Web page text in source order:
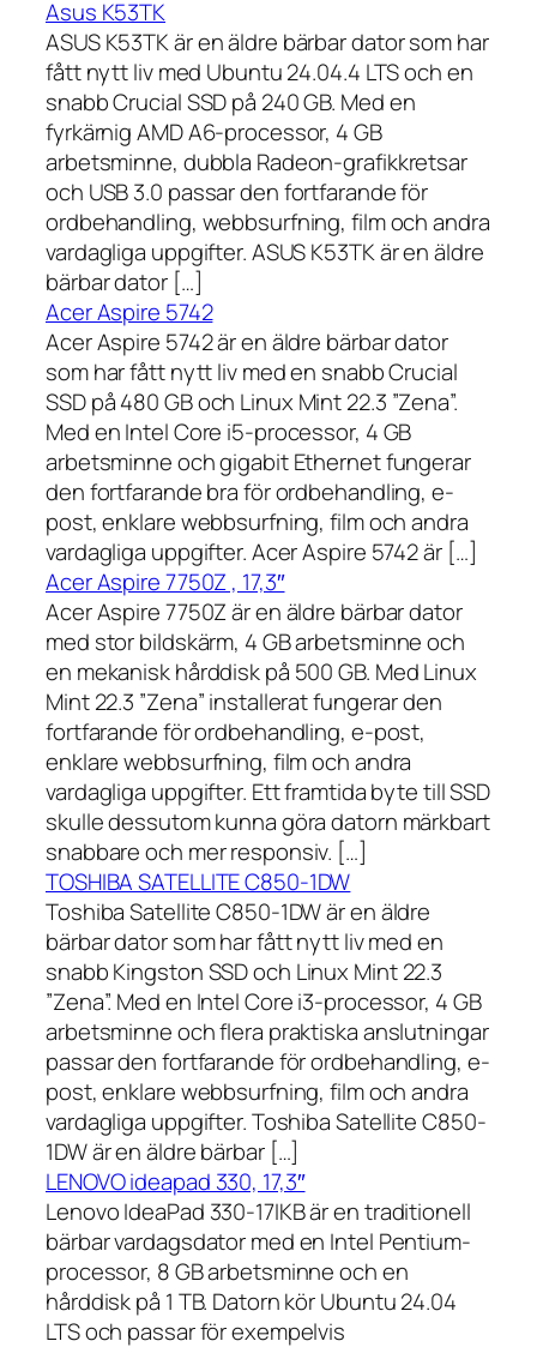
Asus K53TK
ASUS K53TK är en äldre bärbar dator som har
fått nytt liv med Ubuntu 24.04.4 LTS och en
snabb Crucial SSD på 240 GB. Med en
fyrkärnig AMD A6-processor, 4 GB
arbetsminne, dubbla Radeon-grafikkretsar
och USB 3.0 passar den fortfarande för
ordbehandling, webbsurfning, film och andra
vardagliga uppgifter. ASUS K53TK är en äldre
bärbar dator […]
Acer Aspire 5742
Acer Aspire 5742 är en äldre bärbar dator
som har fått nytt liv med en snabb Crucial
SSD på 480 GB och Linux Mint 22.3 ”Zena”.
Med en Intel Core i5-processor, 4 GB
arbetsminne och gigabit Ethernet fungerar
den fortfarande bra för ordbehandling, e-
post, enklare webbsurfning, film och andra
vardagliga uppgifter. Acer Aspire 5742 är […]
Acer Aspire 7750Z , 17,3″
Acer Aspire 7750Z är en äldre bärbar dator
med stor bildskärm, 4 GB arbetsminne och
en mekanisk hårddisk på 500 GB. Med Linux
Mint 22.3 ”Zena” installerat fungerar den
fortfarande för ordbehandling, e-post,
enklare webbsurfning, film och andra
vardagliga uppgifter. Ett framtida byte till SSD
skulle dessutom kunna göra datorn märkbart
snabbare och mer responsiv. […]
TOSHIBA SATELLITE C850-1DW
Toshiba Satellite C850-1DW är en äldre
bärbar dator som har fått nytt liv med en
snabb Kingston SSD och Linux Mint 22.3
”Zena”. Med en Intel Core i3-processor, 4 GB
arbetsminne och flera praktiska anslutningar
passar den fortfarande för ordbehandling, e-
post, enklare webbsurfning, film och andra
vardagliga uppgifter. Toshiba Satellite C850-
1DW är en äldre bärbar […]
LENOVO ideapad 330, 17,3″
Lenovo IdeaPad 330-17IKB är en traditionell
bärbar vardagsdator med en Intel Pentium-
processor, 8 GB arbetsminne och en
hårddisk på 1 TB. Datorn kör Ubuntu 24.04
LTS och passar för exempelvis